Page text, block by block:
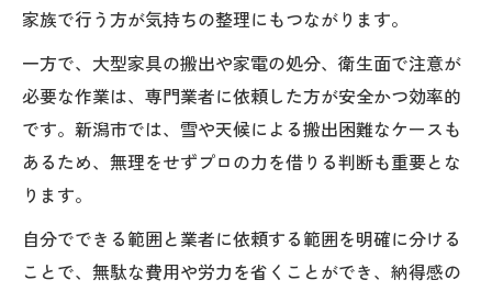
家族で行う方が気持ちの整理にもつながります。
一方で、大型家具の搬出や家電の処分、衛生面で注意が
必要な作業は、専門業者に依頼した方が安全かつ効率的
です。新潟市では、雪や天候による搬出困難なケースも
あるため、無理をせずプロの力を借りる判断も重要とな
ります。
自分でできる範囲と業者に依頼する範囲を明確に分ける
ことで、無駄な費用や労力を省くことができ、納得感の